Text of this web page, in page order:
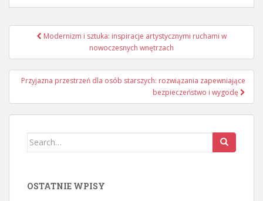
Nawigacja
Modernizm i sztuka: inspiracje artystycznymi ruchami w
nowoczesnych wnętrzach
Przyjazna przestrzeń dla osób starszych: rozwiązania zapewniające
bezpieczeństwo i wygodę
Search
OSTATNIE WPISY